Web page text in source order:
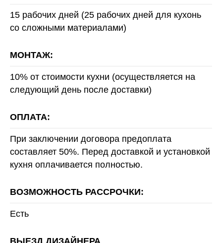
15 рабочих дней (25 рабочих дней для кухонь
со сложными материалами)
МОНТАЖ:
10% от стоимости кухни (осуществляется на
следующий день после доставки)
ОПЛАТА:
При заключении договора предоплата
составляет 50%. Перед доставкой и установкой
кухня оплачивается полностью.
ВОЗМОЖНОСТЬ РАССРОЧКИ:
Есть
ВЫЕЗД ДИЗАЙНЕРА